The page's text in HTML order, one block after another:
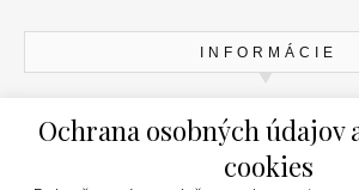
INFORMÁCIE
Ochrana osobných údajov
cookies